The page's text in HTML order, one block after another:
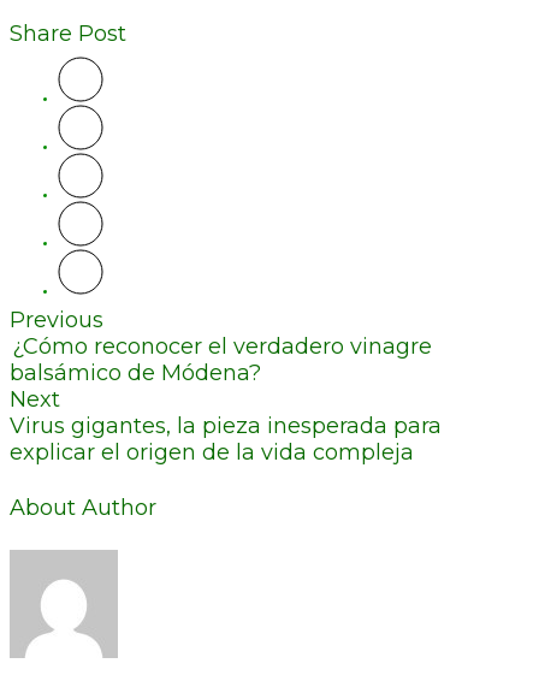
Share Post
Previous
¿Cómo reconocer el verdadero vinagre
balsámico de Módena?
Next
Virus gigantes, la pieza inesperada para
explicar el origen de la vida compleja
About Author